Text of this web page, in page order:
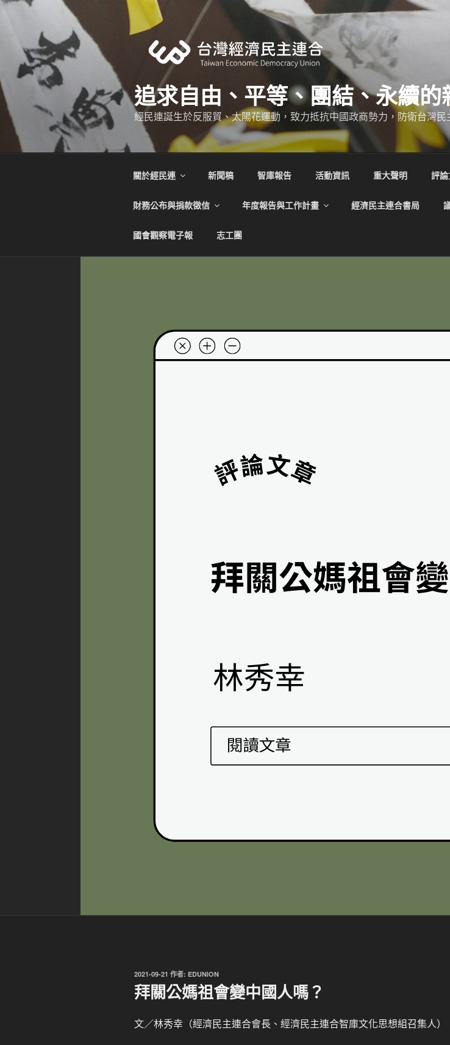
跳
容
追求自由、平等、團結、永續的
經民連誕生於反服貿、太陽花運動，致力抵抗中國政商勢力，防衛台灣
關於經民連 新聞稿 智庫報告 活動資訊 重大聲明 評
財務公布與捐款徵信 年度報告與工作計畫 經濟民主連合書局
國會觀察電子報 志工團
發
佈
於
2021-09-21 作者: EDUNION
拜關公媽祖會變中國人嗎？
文／林秀幸（經濟民主連合會長、經濟民主連合智庫文化思想組召集人）